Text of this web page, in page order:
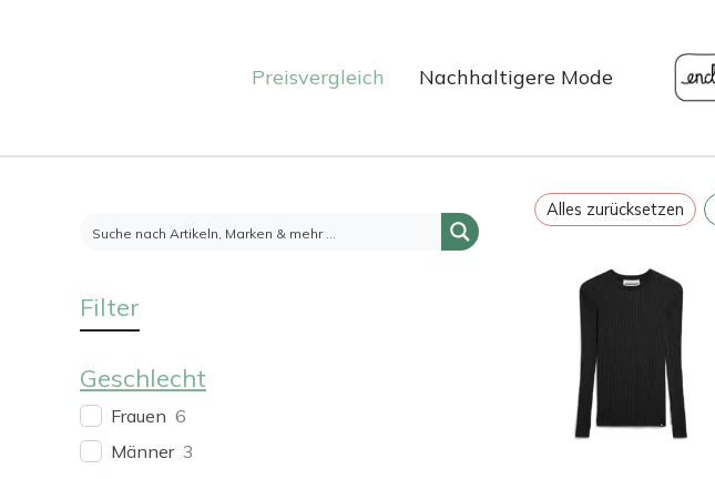
Preisvergleich Nachhaltigere Mode
Alles zurücksetzen
Filter
Geschlecht
Frauen 6
Männer 3